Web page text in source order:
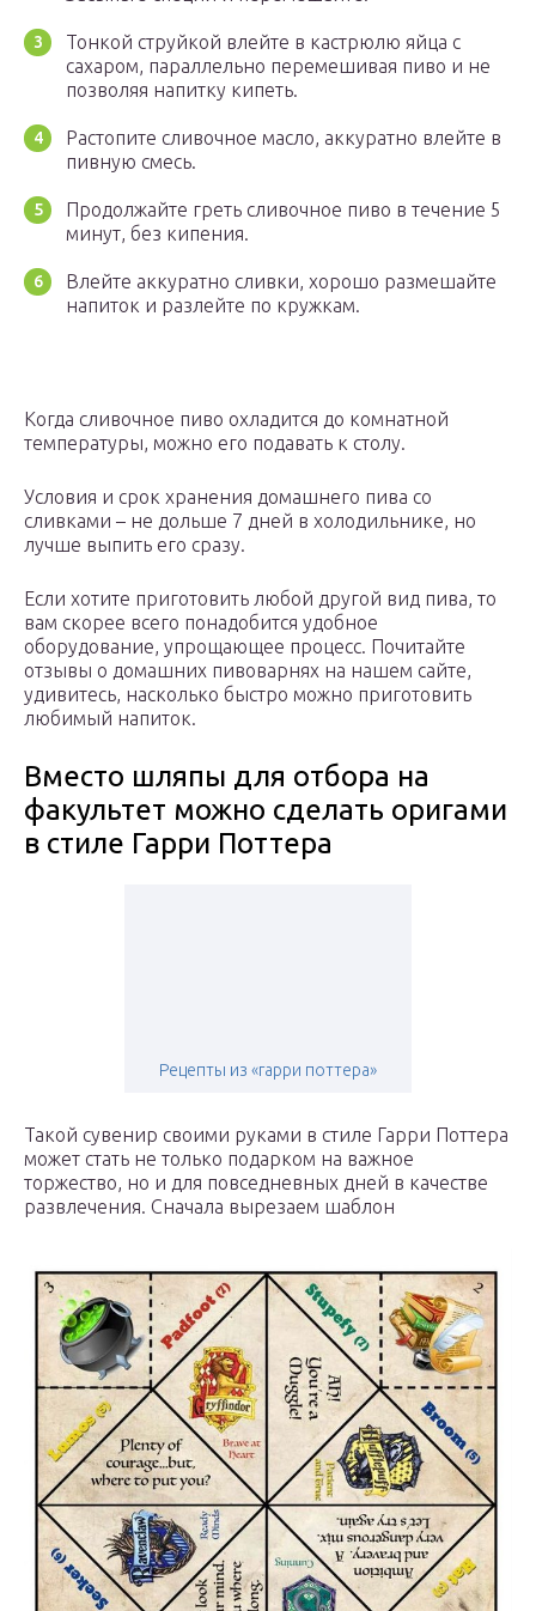
Тонкой струйкой влейте в кастрюлю яйца с
сахаром, параллельно перемешивая пиво и не
позволяя напитку кипеть.
Растопите сливочное масло, аккуратно влейте в
пивную смесь.
Продолжайте греть сливочное пиво в течение 5
минут, без кипения.
Влейте аккуратно сливки, хорошо размешайте
напиток и разлейте по кружкам.
Когда сливочное пиво охладится до комнатной
температуры, можно его подавать к столу.
Условия и срок хранения домашнего пива со
сливками – не дольше 7 дней в холодильнике, но
лучше выпить его сразу.
Если хотите приготовить любой другой вид пива, то
вам скорее всего понадобится удобное
оборудование, упрощающее процесс. Почитайте
отзывы о домашних пивоварнях на нашем сайте,
удивитесь, насколько быстро можно приготовить
любимый напиток.
Вместо шляпы для отбора на
факультет можно сделать оригами
в стиле Гарри Поттера
Рецепты из «гарри поттера»
Такой сувенир своими руками в стиле Гарри Поттера
может стать не только подарком на важное
торжество, но и для повседневных дней в качестве
развлечения. Сначала вырезаем шаблон